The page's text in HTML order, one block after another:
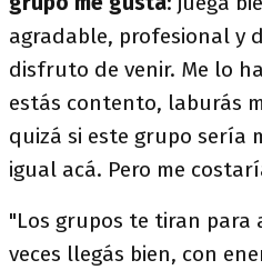
agradable, profesional y
disfruto de venir. Me lo
estás contento, laburás
quizá si este grupo sería
igual acá. Pero me
"Los grupos te tiran para
veces llegás bien, con